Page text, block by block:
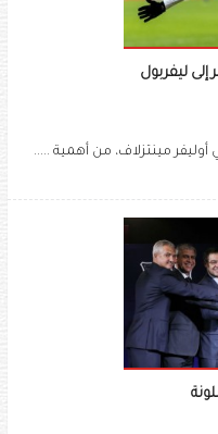
ليفربول
أوليفر مينتزلاف، من أهمية .....